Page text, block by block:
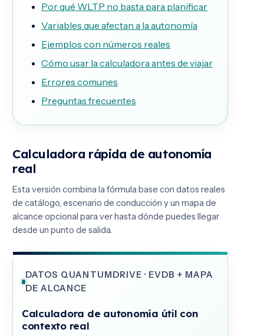
Por qué WLTP no basta para planificar
Variables que afectan a la autonomía
Ejemplos con números reales
Cómo usar la calculadora antes de viajar
Errores comunes
Preguntas frecuentes
Calculadora rápida de autonomía
real
Esta versión combina la fórmula base con datos reales
de catálogo, escenario de conducción y un mapa de
alcance opcional para ver hasta dónde puedes llegar
desde un punto de salida.
DATOS QUANTUMDRIVE · EVDB + MAPA
DE ALCANCE
Calculadora de autonomía útil con
contexto real